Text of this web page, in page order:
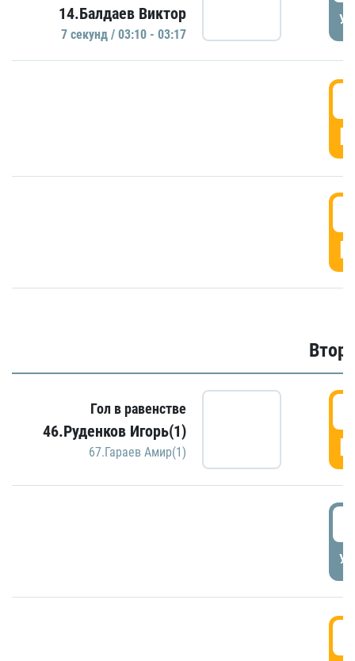
14.Балдаев Виктор
7 секунд / 03:10 - 03:17
Гол в равенстве
46.Руденков Игорь(1)
67.Гараев Амир(1)